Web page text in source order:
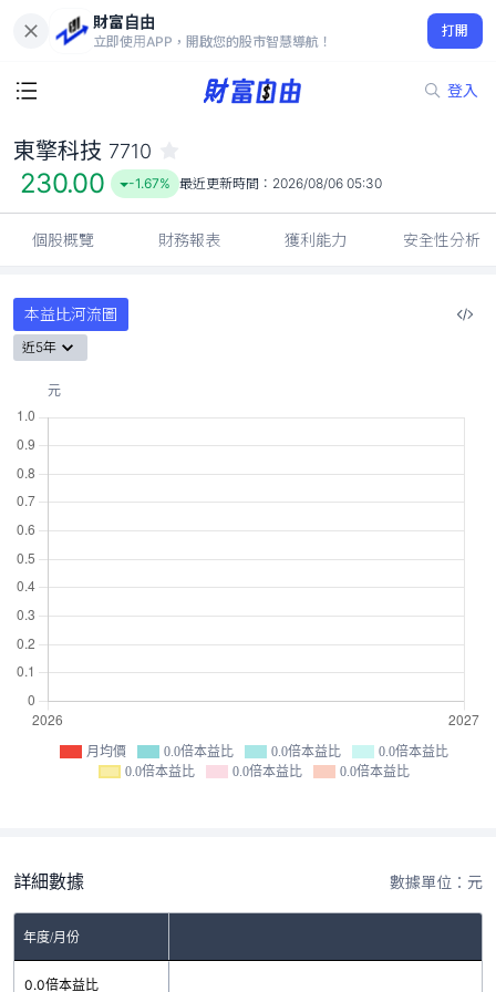
財富自由
立即使用APP，開啟您的股市智慧導航！
打開
登入
230.00
-1.67%
東擎科技 7710
230.00 -1.67% 最近更新時間： 2026/08/06 05:30
個股概覽 財務報表 獲利能力 安全性分析
本益比河流圖
近5年
月均價 0.0倍本益比 0.0倍本益比
0.0倍本益比
0.0倍本益比
0.0倍本益比 0.0倍本益比
詳細數據 數據單位：元
年度/月份
0.0倍本益比